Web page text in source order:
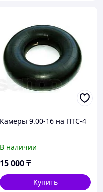
Камеры 9.00-16 на ПТС-4
В наличии
15 000₸
Купить